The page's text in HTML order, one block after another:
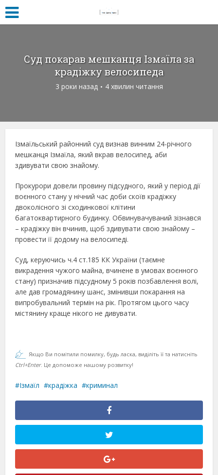
Суд покарав мешканця Ізмаїла за
крадіжку велосипеда
3 роки назад 4 хвилин читання
Ізмаїльський районний суд визнав винним 24-річного
мешканця Ізмаїла, який вкрав велосипед, аби
здивувати свою знайому.
Прокурори довели провину підсудного, який у період дії
воєнного стану у нічний час доби скоїв крадіжку
двоколісного зі сходинкової клітини
багатоквартирного будинку. Обвинувачуваний зізнався
– крадіжку він вчинив, щоб здивувати свою знайому –
провести її додому на велосипеді.
Суд, керуючись ч.4 ст.185 КК України (таємне
викрадення чужого майна, вчинене в умовах воєнного
стану) призначив підсудному 5 років позбавлення волі,
але дав громадянину шанс, змінивши покарання на
випробувальний термін на рік. Протягом цього часу
містянину краще нікого не дивувати.
Якщо Ви помітили помилку, будь ласка, виділіть її та натисніть
Ctrl+Enter. Це допоможе нашому розвитку!
Ізмаїл крадіжка криминал